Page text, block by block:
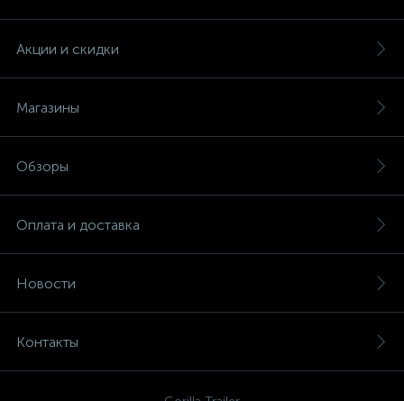
Акции и скидки
Магазины
Обзоры
Оплата и доставка
Новости
Контакты